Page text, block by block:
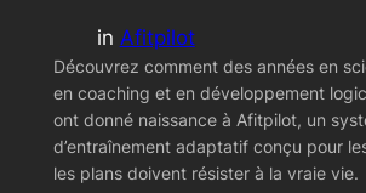
in Afitpilot
Découvrez comment des années en
en coaching et en développement
ont donné naissance à Afitpilot, un
d’entraînement adaptatif conçu pour
les plans doivent résister à la vraie vie.